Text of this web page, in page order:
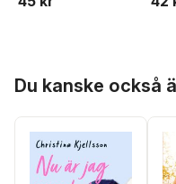
Du kanske också